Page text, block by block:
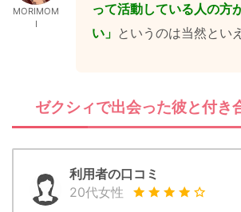
MORIMOM
I
って活動している人の方
い」 というのは当然とい
ゼクシィで出会った彼と付き
利用者の口コミ
20代女性